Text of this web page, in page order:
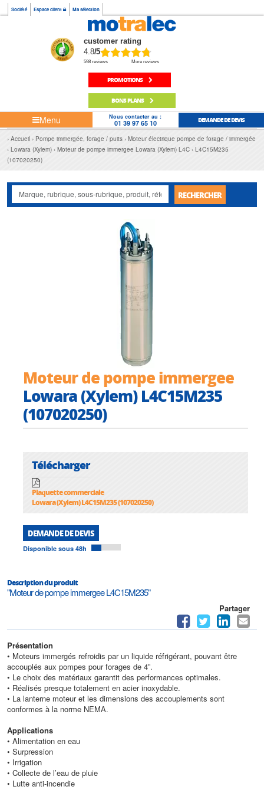
Société Espace client Ma sélection
customer rating
4.8/5
598 reviews More reviews
PROMOTIONS
BONS PLANS
Menu Nous contacter au :
01 39 97 65 10 DEMANDE DE DEVIS
Accueil Pompe immergée, forage / puits
Moteur électrique pompe de forage / immergée
Lowara (Xylem)
Moteur de pompe immergee Lowara (Xylem) L4C
L4C15M235
(107020250)
RECHERCHER
Moteur de pompe immergee
Lowara (Xylem) L4C15M235
(107020250)
Télécharger
Plaquette commerciale
Lowara (Xylem) L4C15M235 (107020250)
DEMANDE DE DEVIS
Disponible sous 48h
Description du produit
"Moteur de pompe immergee L4C15M235"
Partager
Présentation
• Moteurs immergés refroidis par un liquide réfrigérant, pouvant être
accouplés aux pompes pour forages de 4”.
• Le choix des matériaux garantit des performances optimales.
• Réalisés presque totalement en acier inoxydable.
• La lanterne moteur et les dimensions des accouplements sont
conformes à la norme NEMA.
Applications
• Alimentation en eau
• Surpression
• Irrigation
• Collecte de l’eau de pluie
• Lutte anti-incendie